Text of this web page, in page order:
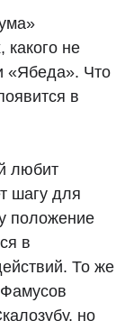
какого не
«Ябеда». Что
в
любит
шагу для
положение
в
То же
но